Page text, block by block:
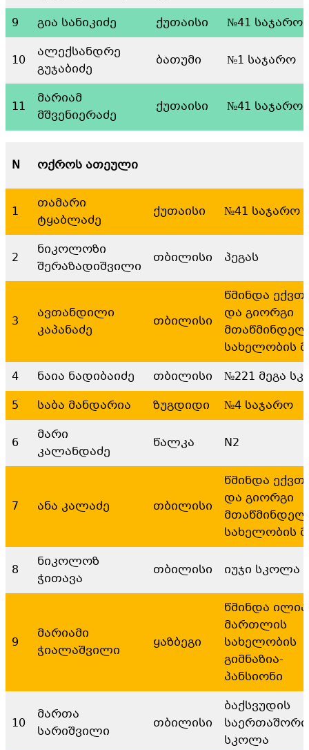
9
გია სანიკიძე ქუთაისი №41 საჯარო
10
ალექსანდრე
გუჯაბიძე
ბათუმი №1 საჯარო
11
მარიამ
მშვენიერაძე
ქუთაისი №41 საჯარო
N ოქროს ათეული
1
თამარი
ტყაბლაძე
ქუთაისი №41 საჯარო
2
ნიკოლოზი
შერაზადიშვილი
თბილისი პეგას
3
ავთანდილი
კაპანაძე
თბილისი
წმინდა
და გიორგი
სახელობის
4
ნაია ნადიბაიძე თბილისი
№221 მეგა
5
საბა მანდარია ზუგდიდი №4 საჯარო
6
მარი
კალანდაძე
წალკა N2
7 ანა კალაძე თბილისი
წმინდა
და გიორგი
სახელობის
8
ნიკოლოზ
ჭითავა
თბილისი იუჯი სკოლა
9
მარიამი
ჭიალაშვილი
ყაზბეგი
წმინდა ილია
მართლის
სახელობის
გიმნაზია-
პანსიონი
10
მართა
სარიშვილი
თბილისი
ბაქსვუდის
სკოლა